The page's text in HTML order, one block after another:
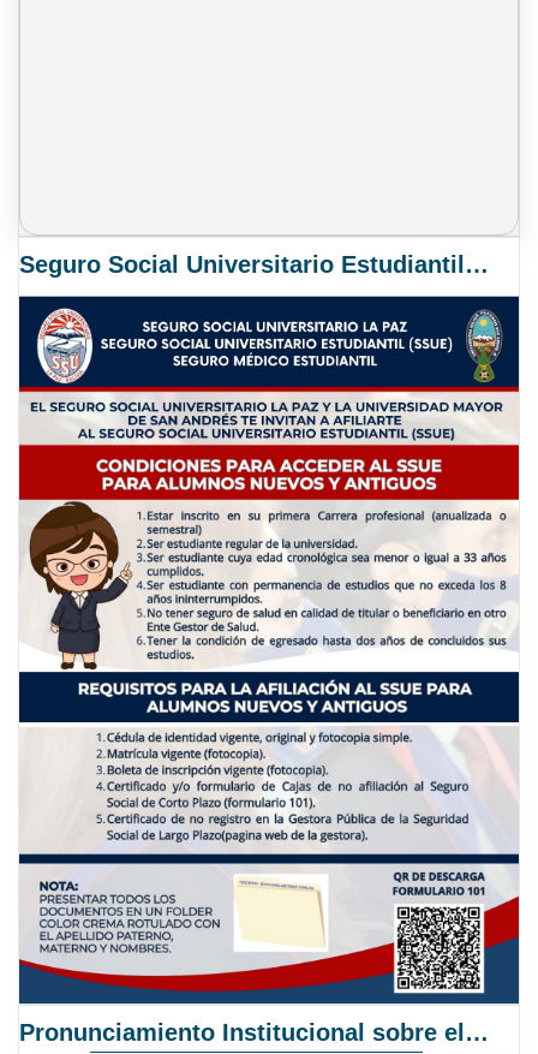
Seguro Social Universitario Estudiantil SSUE
Pronunciamiento Institucional sobre el Proyecto de Ley N° 068/2025-2026 C.S.